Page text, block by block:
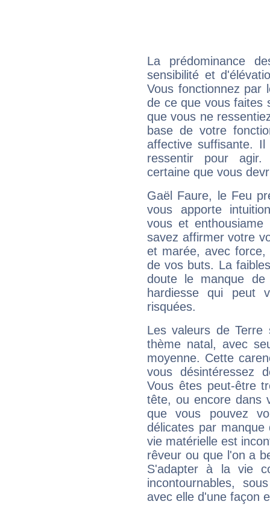
La prédominance
sensibilité et
Vous fonctionnez
de ce que vous faites
que vous ne
base de votre
affective suffisante.
ressentir pour agir.
certaine que vous
Gaël Faure, le Feu
vous apporte
vous et
savez affirmer votre
et marée, avec
de vos buts. La
doute le manque
hardiesse qui peut
risquées.
Les valeurs de Terre
thème natal, avec
moyenne. Cette
vous désintéressez
Vous êtes peut-être
tête, ou encore dans
que vous pouvez
délicates par
vie matérielle est
rêveur ou que l'on a
S'adapter à la vie
incontournables,
avec elle d'une façon